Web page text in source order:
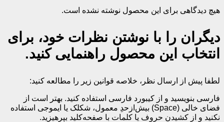
هیچ دیدگاهی برای این محصول نوشته نشده است.
دیگران را با نوشتن نظرات خود، برای
انتخاب این محصول راهنمایی کنید.
لطفا پیش از ارسال نظر، خلاصه قوانین زیر را مطالعه کنید:
فارسی بنویسید و از کیبورد فارسی استفاده کنید. بهتر است از
فضای خالی (Space) بیش‌از‌حدِ معمول، شکلک یا ایموجی استفاده
نکنید و از کشیدن حروف یا کلمات با صفحه‌کلید بپرهیزید.